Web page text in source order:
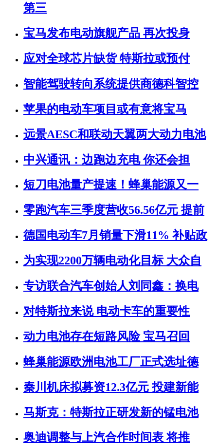
第三
宝马发布电动旗舰产品 再次投身
应对全球芯片缺货 特斯拉或预付
智能驾驶转向系统提供商德科智控
苹果的电动车项目或有意将宝马
远景AESC和联动天翼两大动力电池
中兴通讯：边跑边充电 你还会担
短刀电池量产提速！蜂巢能源又一
零跑汽车三季度营收56.56亿元 提前
德国电动车7月销量下滑11% 补贴政
为实现2200万辆电动化目标 大众自
专访联合汽车创始人刘同鑫：换电
对特斯拉来说 电动卡车的重要性
动力电池存在短路风险 宝马召回
蜂巢能源欧洲电池工厂正式选址德
秦川机床拟募资12.3亿元 投建新能
马斯克：特斯拉正研发新的锰电池
奥迪调整与上汽合作时间表 将推